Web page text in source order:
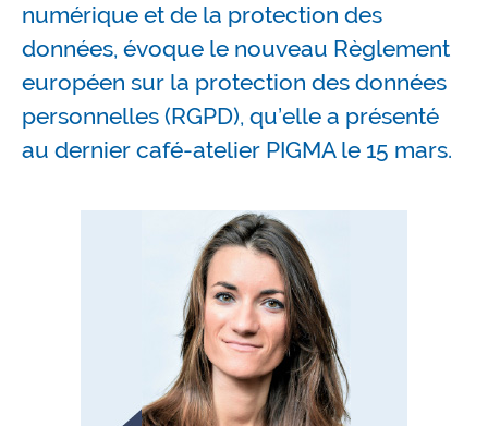
numérique et de la protection des
données, évoque le nouveau Règlement
européen sur la protection des données
personnelles (RGPD), qu’elle a présenté
au dernier café-atelier PIGMA le 15 mars.